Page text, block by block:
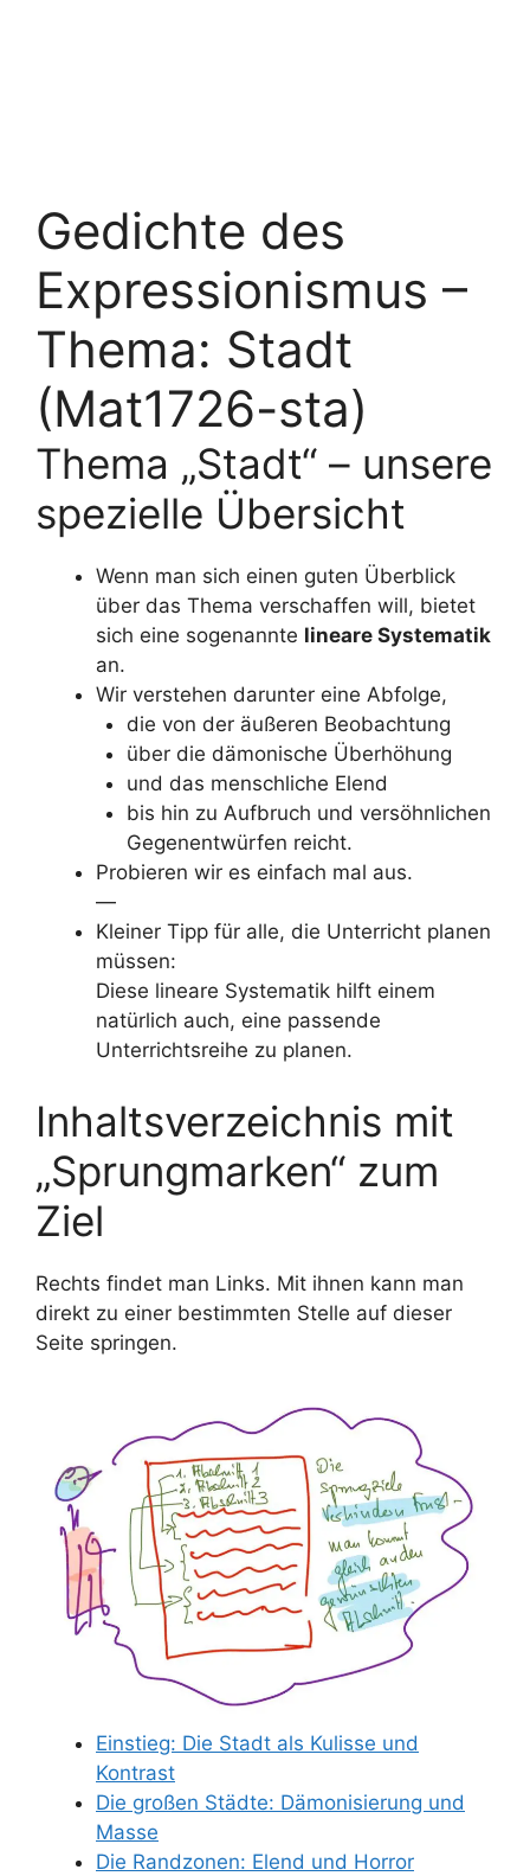
Gedichte des
Expressionismus –
Thema: Stadt
(Mat1726-sta)
Thema „Stadt“ – unsere
spezielle Übersicht
Wenn man sich einen guten Überblick
über das Thema verschaffen will, bietet
sich eine sogenannte lineare Systematik
an.
Wir verstehen darunter eine Abfolge,
die von der äußeren Beobachtung
über die dämonische Überhöhung
und das menschliche Elend
bis hin zu Aufbruch und versöhnlichen
Gegenentwürfen reicht.
Probieren wir es einfach mal aus.
—
Kleiner Tipp für alle, die Unterricht planen
müssen:
Diese lineare Systematik hilft einem
natürlich auch, eine passende
Unterrichtsreihe zu planen.
Inhaltsverzeichnis mit
„Sprungmarken“ zum
Ziel
Rechts findet man Links. Mit ihnen kann man
direkt zu einer bestimmten Stelle auf dieser
Seite springen.
Einstieg: Die Stadt als Kulisse und
Kontrast
Die großen Städte: Dämonisierung und
Masse
Die Randzonen: Elend und Horror